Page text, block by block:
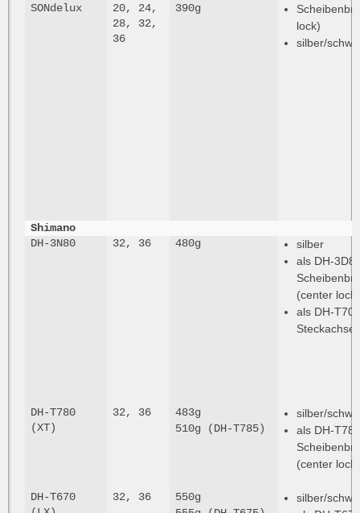
SONdelux
20, 24,
28, 32,
36
390g
lock)
silber/
Shimano
DH-3N80
32, 36 480g
silber
als DH-
(center lock)
als DH-
Steckachse
DH-T780
(XT)
32, 36
483g
510g (DH-T785)
silber/
als DH-
(center lock)
DH-T670
32, 36
550g
silber/